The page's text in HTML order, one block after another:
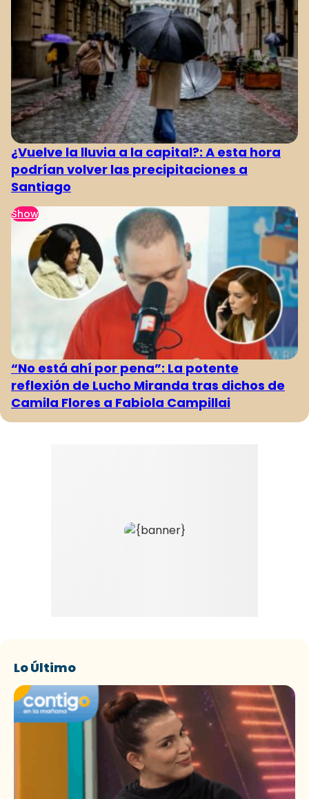
¿Vuelve la lluvia a la capital?: A esta hora
podrían volver las precipitaciones a
Santiago
Show
“No está ahí por pena”: La potente
reflexión de Lucho Miranda tras dichos de
Camila Flores a Fabiola Campillai
Lo Último